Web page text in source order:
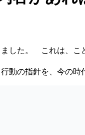
した。 これは、こ
動の指針を、今の